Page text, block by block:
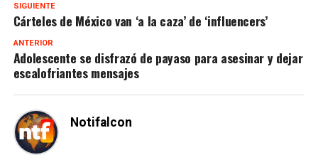
SIGUIENTE
Cárteles de México van ‘a la caza’ de ‘influencers’
ANTERIOR
Adolescente se disfrazó de payaso para asesinar y dejar
escalofriantes mensajes
Notifalcon